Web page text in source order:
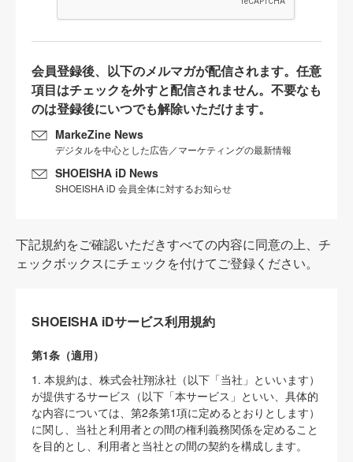
会員登録後、以下のメルマガが配信されます。任意
項目はチェックを外すと配信されません。不要なも
のは登録後にいつでも解除いただけます。
MarkeZine News
デジタルを中心とした広告／マーケティングの最新情報
SHOEISHA iD News
SHOEISHA iD 会員全体に対するお知らせ
下記規約をご確認いただきすべての内容に同意の上、チ
ェックボックスにチェックを付けてご登録ください。
SHOEISHA iDサービス利用規約
第1条（適用）
1. 本規約は、株式会社翔泳社（以下「当社」といいます）
が提供するサービス（以下「本サービス」といい、具体的
な内容については、第2条第1項に定めるとおりとします）
に関し、当社と利用者との間の権利義務関係を定めること
を目的とし、利用者と当社との間の契約を構成します。